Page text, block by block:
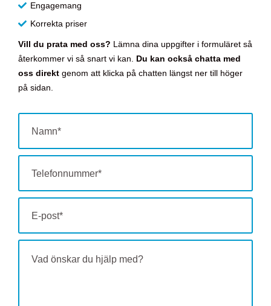
Engagemang
Korrekta priser
Vill du prata med oss? Lämna dina uppgifter i formuläret så
återkommer vi så snart vi kan. Du kan också chatta med
oss direkt genom att klicka på chatten längst ner till höger
på sidan.